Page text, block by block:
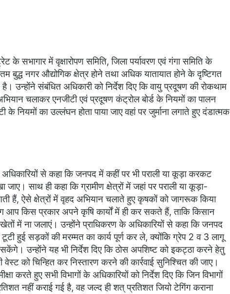
के सभागार में वृक्षारोपण समिति, जिला पर्यावरण एवं गंगा समिति के
बुद्ध नगर औद्योगिक क्षेत्र होने तथा अधिक यातायात होने के दृष्टिगत
उन्होंने संबंधित अधिकारी को निर्देश दिए कि वायु प्रदूषण की रोकथाम
चलाकर एनजीटी एवं प्रदूषण कंट्रोल बोर्ड के नियमों का पालन
नियमों का उल्लंघन होता पाया जाए वहां पर जुर्माना लगाते हुए दंडात्मक
अधिकारियों से कहा कि जनपद में कहीं पर भी पराली या कूड़ा करकट
साथ ही कहा कि ग्रामीण क्षेत्रों में जहां पर पराली या कूड़ा-
हैं, ऐसे क्षेत्रों में वृहद अभियान चलाते हुए कृषकों को जागरूक किया
आप किस प्रकार अपने कृषि कार्यों में ही कर सकते हैं, ताकि किसान
में ना जलाएं। उन्होंने प्राधिकरण के अधिकारियों से कहा कि जनपद
हुई सड़कों की मरम्मत का कार्य पूर्ण कर ले, क्योंकि ग्रेप 2 व 3 लागू
सकेंगे। उन्होंने यह भी निर्देश दिए कि ठोस अपशिष्ट को इकट्ठा करने हेतु
को चिन्हित कर निस्तारण करने की कार्रवाई सुनिश्चित की जाए।
करते हुए सभी विभागों के अधिकारियों को निर्देश दिए कि जिन विभागों
नहीं कराई गई है, वह जल्द ही शत् प्रतिशत जियो टेगिंग कराना